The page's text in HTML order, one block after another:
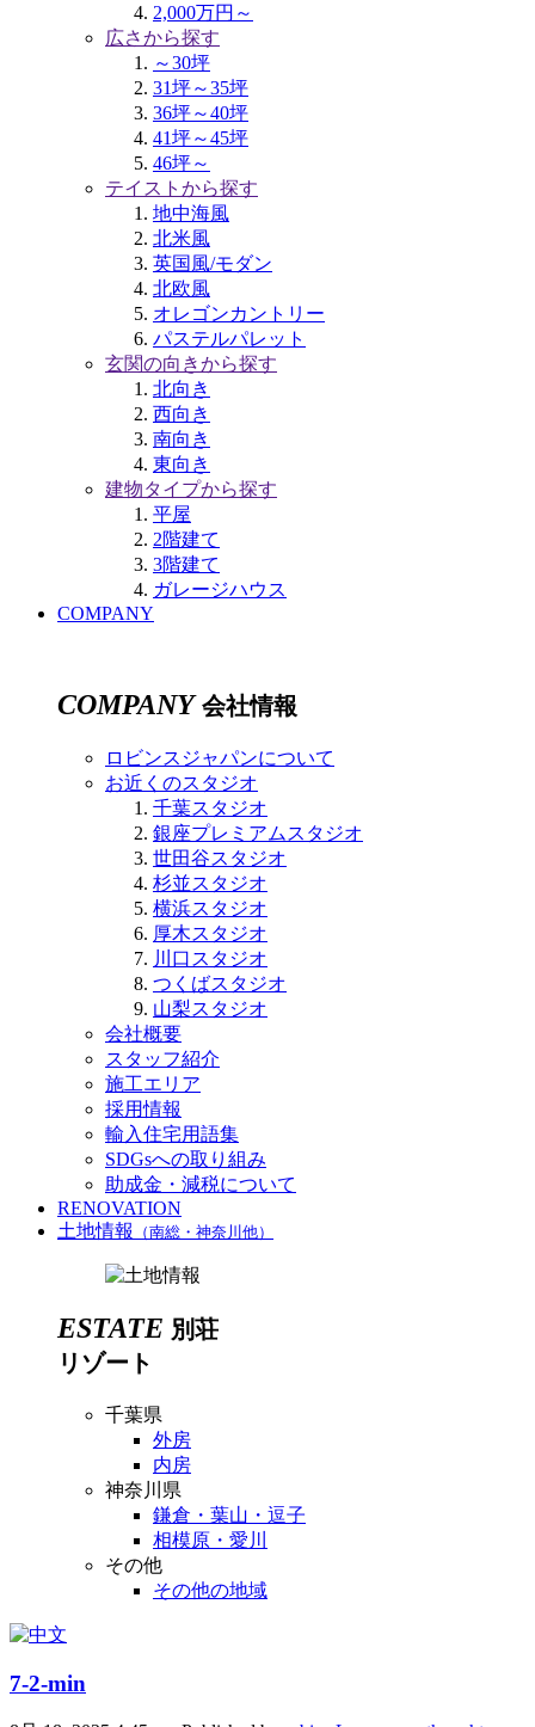
2,000万円～
広さから探す
～30坪
31坪～35坪
36坪～40坪
41坪～45坪
46坪～
テイストから探す
地中海風
北米風
英国風/モダン
北欧風
オレゴンカントリー
パステルパレット
玄関の向きから探す
北向き
西向き
南向き
東向き
建物タイプから探す
平屋
2階建て
3階建て
ガレージハウス
COMPANY
COMPANY 会社情報
ロビンスジャパンについて
お近くのスタジオ
千葉スタジオ
銀座プレミアムスタジオ
世田谷スタジオ
杉並スタジオ
横浜スタジオ
厚木スタジオ
川口スタジオ
つくばスタジオ
山梨スタジオ
会社概要
スタッフ紹介
施工エリア
採用情報
輸入住宅用語集
SDGsへの取り組み
助成金・減税について
RENOVATION
土地情報
（南総・神奈川他）
ESTATE 別荘
リゾート
千葉県
外房
内房
神奈川県
鎌倉・葉山・逗子
相模原・愛川
その他
その他の地域
7-2-min